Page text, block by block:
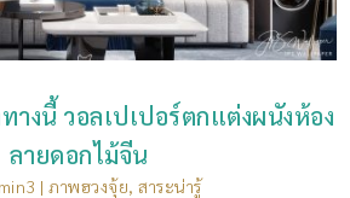
างนี้ วอลเปเปอร์ตกแต่งผนังห้อง
ลายดอกไม้จีน
|ภาพฮวงจุ้ย,สาระน่ารู้